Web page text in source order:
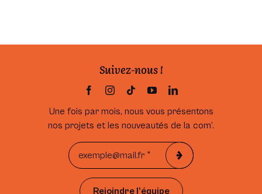
Suivez-nous !
Une fois par mois, nous vous présentons
nos projets et les nouveautés de la com’.
Rejoindre l’équipe